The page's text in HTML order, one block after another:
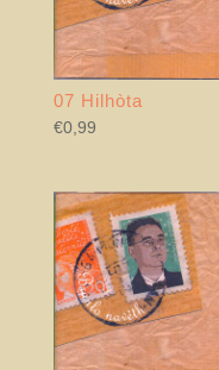
07 Hilhòta
€0,99